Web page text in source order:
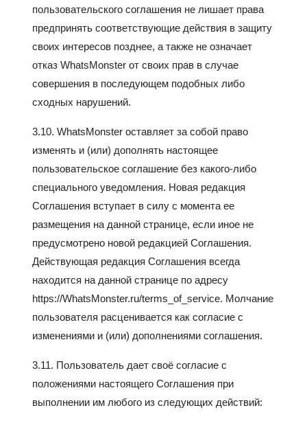
пользовательского соглашения не лишает права
предпринять соответствующие действия в защиту
своих интересов позднее, а также не означает
отказ WhatsMonster от своих прав в случае
совершения в последующем подобных либо
сходных нарушений.
3.10. WhatsMonster оставляет за собой право
изменять и (или) дополнять настоящее
пользовательское соглашение без какого-либо
специального уведомления. Новая редакция
Соглашения вступает в силу с момента ее
размещения на данной странице, если иное не
предусмотрено новой редакцией Соглашения.
Действующая редакция Соглашения всегда
находится на данной странице по адресу
https://WhatsMonster.ru/terms_of_service. Молчание
пользователя расценивается как согласие с
изменениями и (или) дополнениями соглашения.
3.11. Пользователь дает своё согласие с
положениями настоящего Соглашения при
выполнении им любого из следующих действий: